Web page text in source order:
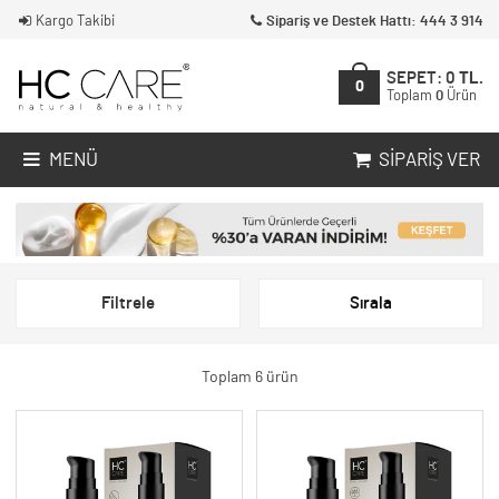
Kargo Takibi Sipariş ve Destek Hattı: 444 3 914
0
SEPET: 0 TL.
Toplam 0 Ürün
MENÜ SIPARIŞ VER
Filtrele Sırala
Toplam 6 ürün